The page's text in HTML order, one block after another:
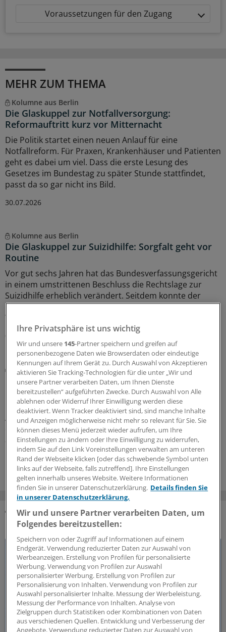
Voraussetzungen für den Zugang
MEHR ZUM THEMA
Kolumne aus Berlin
Die Glaskuppel zur Notfallversorgung:
Reformauftritt kurz vor Mitternacht
Die Politik startet einen neuen Anlauf für eine
Notfallreform. Für Praxen, Krankenhäuser und Patienten
geht es dabei um viel. Dass die erste Lesung des
Gesetzes im Bundestag zu später Stunde stattfindet,
passt da so gar nicht ins Bild.
30.07.2026
Kolumne aus Berlin
Die Glaskuppel zur Suizidhilfe: Sorgfalt geht vor
Routine
Vor gut sechs Jahren hat das Bundesverfassungsgericht
in einem umstrittenen Beschluss die Rechtslage zur
Suizidhilfe erheblich verändert. Seitdem konnte der
Bundestag sich nicht auf ein Begleitgesetz verständigen.
Warum eigentlich nicht?
02.07.2026
Kolumne aus Berlin
Medizin ohne Arzt: Das Land klatscht Beifall
Das Apothekengesetz kommt bei Ärztinnen und Ärzten
nicht gut an. Die Ausweitung der Befugnisse des
Apothekenpersonals gilt ihnen als Gegenteil von
evidenzbasierter Medizin. Landespolitiker schlagen
andere Töne an.
18.06.2026
DAS KÖNNTE SIE AUCH INTERESSIEREN
Ihre Privatsphäre ist uns wichtig
Wir und unsere 145-Partner speichern und greifen auf
personenbezogene Daten wie Browserdaten oder eindeutige
Kennungen auf Ihrem Gerät zu. Durch Auswahl von Akzeptieren
aktivieren Sie Tracking-Technologien für die unter „Wir und
unsere Partner verarbeiten Daten, um Ihnen Dienste
bereitzustellen“ aufgeführten Zwecke. Durch Auswahl von Alle
ablehnen oder Widerruf Ihrer Einwilligung werden diese
deaktiviert. Wenn Tracker deaktiviert sind, sind manche Inhalte
und Anzeigen möglicherweise nicht mehr so relevant für Sie. Sie
können dieses Menü jederzeit wieder aufrufen, um Ihre
Einstellungen zu ändern oder Ihre Einwilligung zu widerrufen,
indem Sie auf den Link Voreinstellungen verwalten am unteren
Rand der Webseite klicken [oder das schwebende Symbol unten
links auf der Webseite, falls zutreffend]. Ihre Einstellungen
gelten innerhalb unseres Website. Weitere Informationen
finden Sie in unserer Datenschutzerklärung. Details finden Sie
in unserer Datenschutzerklärung.
Wir und unsere Partner verarbeiten Daten, um
Folgendes bereitzustellen:
Speichern von oder Zugriff auf Informationen auf einem
Endgerät. Verwendung reduzierter Daten zur Auswahl von
Werbeanzeigen. Erstellung von Profilen für personalisierte
Werbung. Verwendung von Profilen zur Auswahl
personalisierter Werbung. Erstellung von Profilen zur
Personalisierung von Inhalten. Verwendung von Profilen zur
Auswahl personalisierter Inhalte. Messung der Werbeleistung.
Messung der Performance von Inhalten. Analyse von
Zielgruppen durch Statistiken oder Kombinationen von Daten
aus verschiedenen Quellen. Entwicklung und Verbesserung der
Angebote. Verwendung reduzierter Daten zur Auswahl von